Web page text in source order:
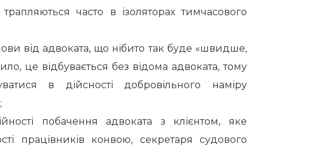
часто в ізоляторах тимчасового
від адвоката, що нібито так буде «швидше,
це відбувається без відома адвоката, тому
в дійсності добровільного наміру
побачення адвоката з клієнтом, яке
працівників конвою, секретаря судового